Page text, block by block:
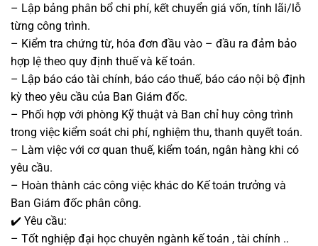
– Lập bảng phân bổ chi phí, kết chuyển giá vốn, tính lãi/lỗ
từng công trình.
– Kiểm tra chứng từ, hóa đơn đầu vào – đầu ra đảm bảo
hợp lệ theo quy định thuế và kế toán.
– Lập báo cáo tài chính, báo cáo thuế, báo cáo nội bộ định
kỳ theo yêu cầu của Ban Giám đốc.
– Phối hợp với phòng Kỹ thuật và Ban chỉ huy công trình
trong việc kiểm soát chi phí, nghiệm thu, thanh quyết toán.
– Làm việc với cơ quan thuế, kiểm toán, ngân hàng khi có
yêu cầu.
– Hoàn thành các công việc khác do Kế toán trưởng và
Ban Giám đốc phân công.
✔️ Yêu cầu:
– Tốt nghiệp đại học chuyên ngành kế toán , tài chính ..